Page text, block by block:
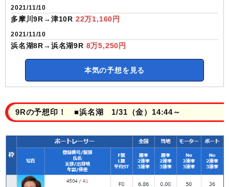
2021/11/10
多摩川9R→津10R 22万1,160円
2021/11/10
浜名湖8R→浜名湖9R 8万5,250円
本気の予想を見る
9Rの予想印！ ■浜名湖 1/31（金）14:44～